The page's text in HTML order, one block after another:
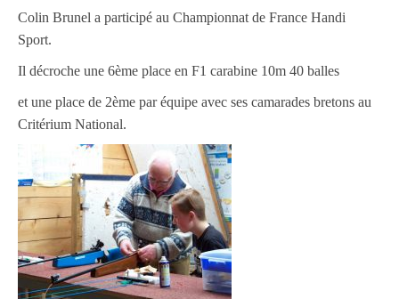
Colin Brunel a participé au Championnat de France Handi
Sport.
Il décroche une 6ème place en F1 carabine 10m 40 balles
et une place de 2ème par équipe avec ses camarades bretons au
Critérium National.